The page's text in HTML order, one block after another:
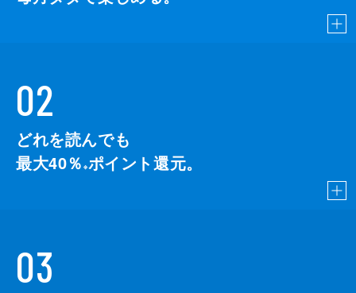
02
どれを読んでも
最大40％ ※ポイント還元。
03